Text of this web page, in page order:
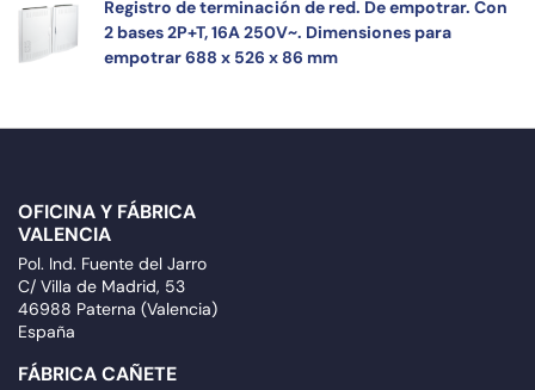
Registro de terminación de red. De empotrar. Con
2 bases 2P+T, 16A 250V~. Dimensiones para
empotrar 688 x 526 x 86 mm
OFICINA Y FÁBRICA
VALENCIA
Pol. Ind. Fuente del Jarro
C/ Villa de Madrid, 53
46988 Paterna (Valencia)
España
FÁBRICA CAÑETE